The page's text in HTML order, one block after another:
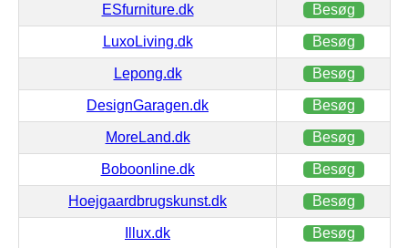
ESfurniture.dk Besøg
LuxoLiving.dk Besøg
Lepong.dk Besøg
DesignGaragen.dk Besøg
MoreLand.dk Besøg
Boboonline.dk Besøg
Hoejgaardbrugskunst.dk Besøg
Illux.dk Besøg